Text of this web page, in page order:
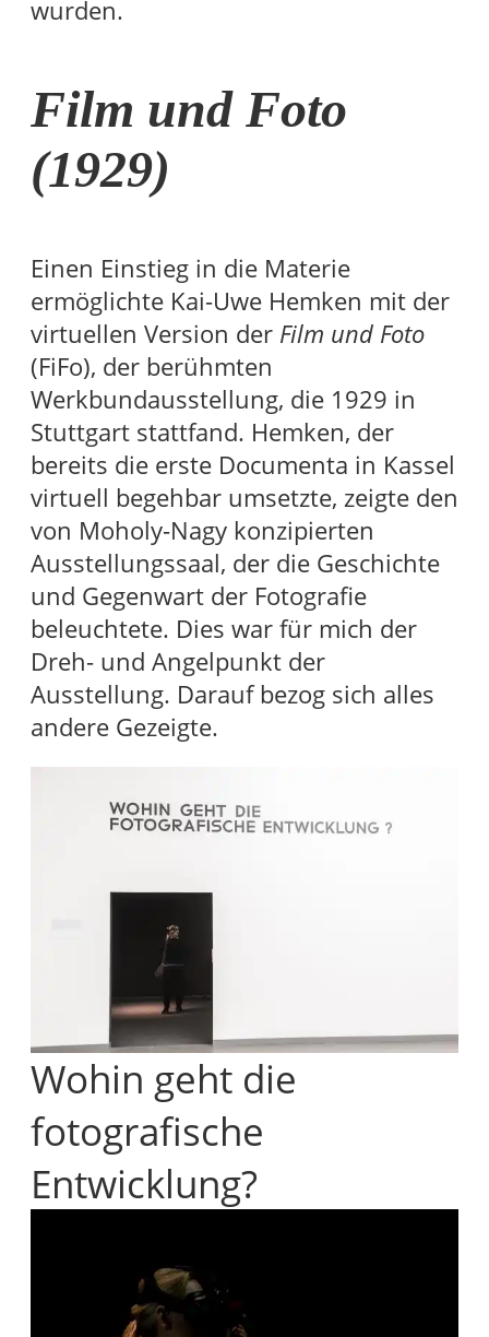
wurden.
Film und Foto
(1929)
Einen Einstieg in die Materie
ermöglichte Kai-Uwe Hemken mit der
virtuellen Version der Film und Foto
(FiFo), der berühmten
Werkbundausstellung, die 1929 in
Stuttgart stattfand. Hemken, der
bereits die erste Documenta in Kassel
virtuell begehbar umsetzte, zeigte den
von Moholy-Nagy konzipierten
Ausstellungssaal, der die Geschichte
und Gegenwart der Fotografie
beleuchtete. Dies war für mich der
Dreh- und Angelpunkt der
Ausstellung. Darauf bezog sich alles
andere Gezeigte.
Wohin geht die
fotografische
Entwicklung?